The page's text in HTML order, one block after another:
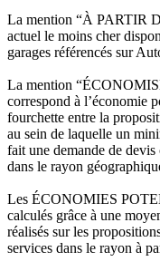
La mention “À PARTIR
actuel le moins cher
garages référencés sur
La mention
correspond à l’économie
fourchette entre la
au sein de laquelle un
fait une demande de
dans le rayon
Les ÉCONOMIES
calculés grâce à une
réalisés sur les
services dans le rayon à